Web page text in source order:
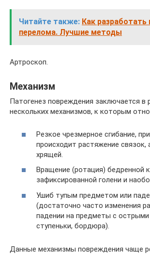
Читайте также: Как разработать
перелома. Лучшие методы
Артроскоп.
Механизм
Патогенез повреждения заключается в
нескольких механизмов, к которым
Резкое чрезмерное сгибание,
происходит растяжение связок,
хрящей.
Вращение (ротация) бедренной
зафиксированной голени и
Ушиб тупым предметом или
(достаточно часто изменения
падении на предметы с острыми
ступеньки, бордюра).
Данные механизмы повреждения чаще